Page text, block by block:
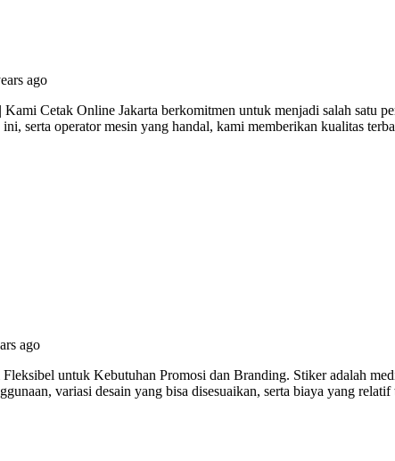
ago
Cetak Online Jakarta berkomitmen untuk menjadi salah satu
ini, serta operator mesin yang handal, kami memberikan kualitas
ago
untuk Kebutuhan Promosi dan Branding. Stiker adalah
variasi desain yang bisa disesuaikan, serta biaya yang